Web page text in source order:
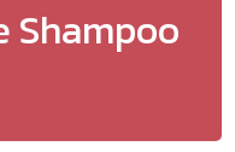
Shampoo